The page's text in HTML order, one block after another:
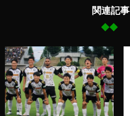
関連記事